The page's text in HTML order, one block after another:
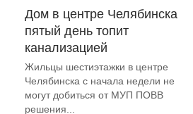
Дом в центре Челябинска
пятый день топит
канализацией
Жильцы шестиэтажки в центре
Челябинска с начала недели не
могут добиться от МУП ПОВВ
решения...